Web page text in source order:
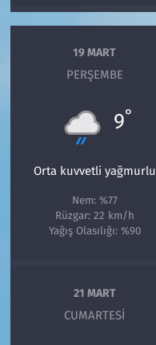
19 MART
PERŞEMBE
9°
Orta kuvvetli yağmurlu
Nem: %77
Rüzgar: 22 km/h
Yağış Olasılığı: %90
21 MART
CUMARTESI